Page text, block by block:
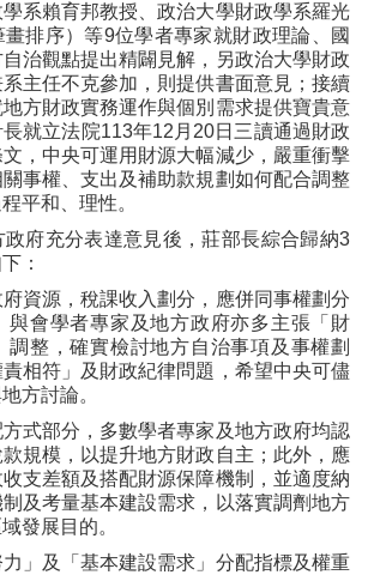
系賴育邦教授、政治大學財政學系羅光
排序）等9位學者專家就財政理論、國
治觀點提出精闢見解，另政治大學財政
主任不克參加，則提供書面意見；接續
方財政實務運作與個別需求提供寶貴意
就立法院113年12月20日三讀通過財政
，中央可運用財源大幅減少，嚴重衝擊
事權、支出及補助款規劃如何配合調整
平和、理性。
府充分表達意見後，莊部長綜合歸納3
：
資源，稅課收入劃分，應併同事權劃分
與會學者專家及地方政府亦多主張「財
調整，確實檢討地方自治事項及事權劃
相符」及財政紀律問題，希望中央可儘
方討論。
式部分，多數學者專家及地方政府均認
規模，以提升地方財政自主；此外，應
支差額及搭配財源保障機制，並適度納
及考量基本建設需求，以落實調劑地方
發展目的。
」及「基本建設需求」分配指標及權重